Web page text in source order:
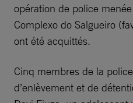
opération de police
Complexo do Salgueiro
ont été acquittés.
Cinq membres de la
d’enlèvement et de